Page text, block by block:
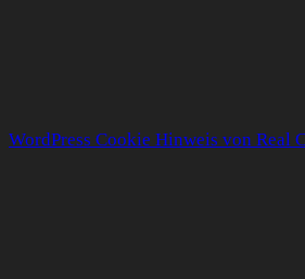
WordPress Cookie Hinweis von Real